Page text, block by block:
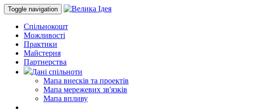
Toggle navigation
Спільнокошт
Можливості
Практики
Майстерня
Партнерства
Дані спільноти
Мапа внесків та проектів
Мапа мережевих зв'язків
Мапа впливу